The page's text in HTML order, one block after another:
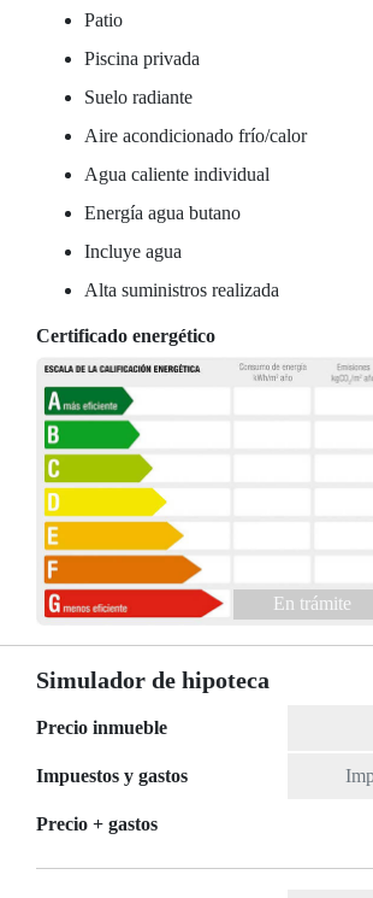
Patio
Piscina privada
Suelo radiante
Aire acondicionado frío/calor
Agua caliente individual
Energía agua butano
Incluye agua
Alta suministros realizada
Certificado energético
En trámite
Simulador de hipoteca
Precio inmueble
Impuestos y gastos
Precio + gastos